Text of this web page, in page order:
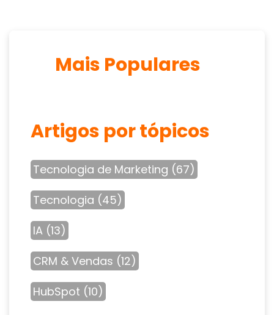
Mais Populares
Artigos por tópicos
Tecnologia de Marketing (67)
Tecnologia (45)
IA (13)
CRM & Vendas (12)
HubSpot (10)